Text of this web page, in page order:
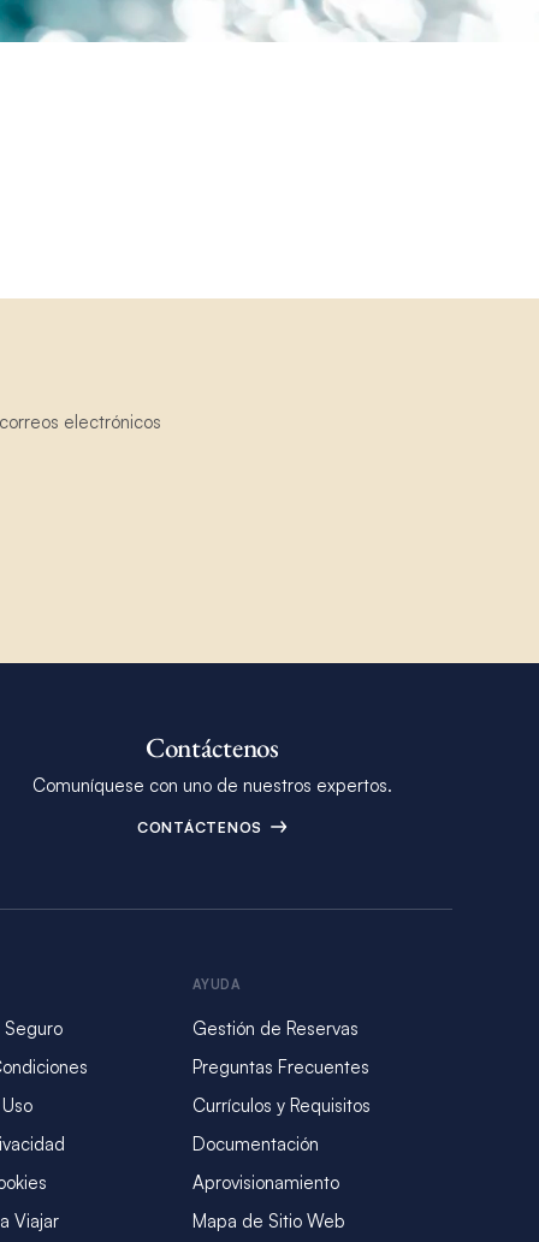
electrónicos
Contáctenos
Comuníquese con uno de nuestros expertos.
CONTÁCTENOS
Viajar
AYUDA
Gestión de Reservas
Preguntas Frecuentes
Currículos y Requisitos
Documentación
Aprovisionamiento
Mapa de Sitio Web